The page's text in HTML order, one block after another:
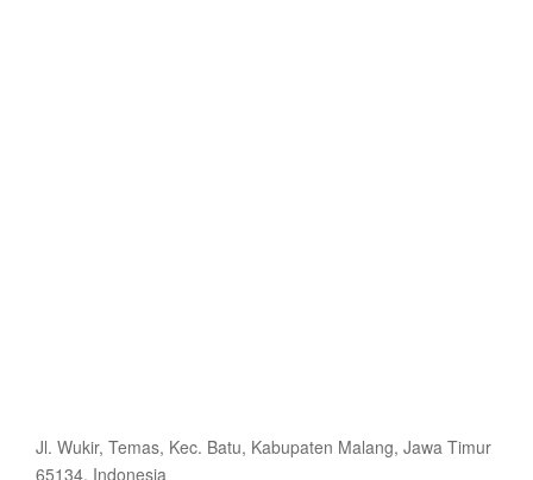
Jl. Wukir, Temas, Kec. Batu, Kabupaten Malang, Jawa Timur
65134, Indonesia